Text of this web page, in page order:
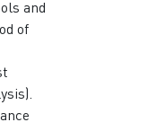
and
of